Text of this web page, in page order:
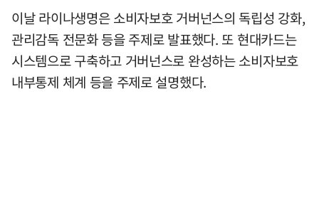
이날 라이나생명은 소비자보호 거버넌스의 독립성 강화,
관리감독 전문화 등을 주제로 발표했다. 또 현대카드는
시스템으로 구축하고 거버넌스로 완성하는 소비자보호
내부통제 체계 등을 주제로 설명했다.